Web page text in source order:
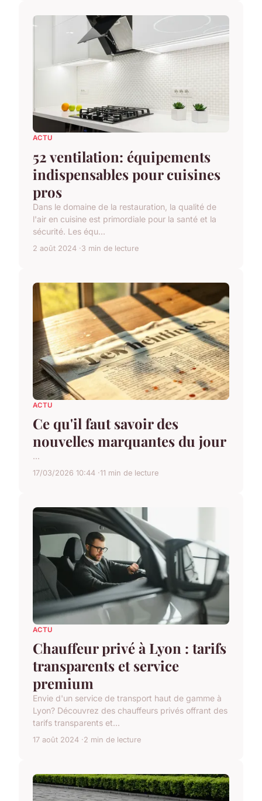
ACTU
52 ventilation: équipements
indispensables pour cuisines
pros
Dans le domaine de la restauration, la qualité de
l'air en cuisine est primordiale pour la santé et la
sécurité. Les équ...
2 août 2024 3 min de lecture
ACTU
Ce qu'il faut savoir des
nouvelles marquantes du jour
...
17/03/2026 10:44 11 min de lecture
ACTU
Chauffeur privé à Lyon : tarifs
transparents et service
premium
Envie d'un service de transport haut de gamme à
Lyon? Découvrez des chauffeurs privés offrant des
tarifs transparents et...
17 août 2024 2 min de lecture